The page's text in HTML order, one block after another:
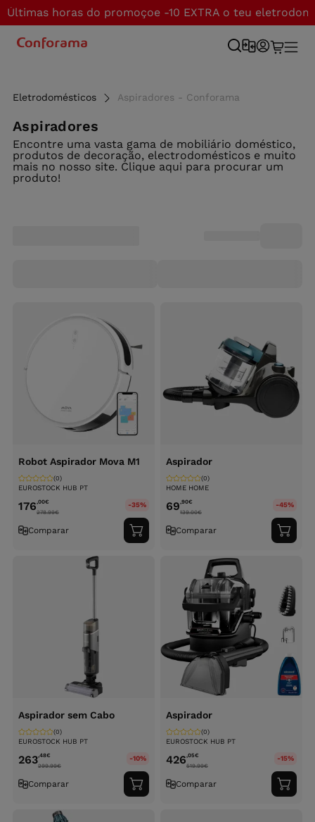
Últimas horas do promoçoe -10 EXTRA o teu
Eletrodomésticos Aspiradores - Conforama
Aspiradores
Encontre uma vasta gama de mobiliário doméstico,
produtos de decoração, electrodomésticos e muito
mais no nosso site. Clique aqui para procurar um
produto!
Robot Aspirador Mova M1
EUROSTOCK HUB PT
(0)
176,00€
278.99€
-35%
Comparar
Adicionar
ao
Aspirador
HOME HOME
(0)
69,90€
139.00€
-45%
Comparar
ao
Aspirador sem Cabo
EUROSTOCK HUB PT
(0)
263,48€
299.99€
-10%
Comparar
Adicionar
ao
Aspirador
EUROSTOCK HUB PT
(0)
426,05€
519.99€
-15%
Comparar
ao